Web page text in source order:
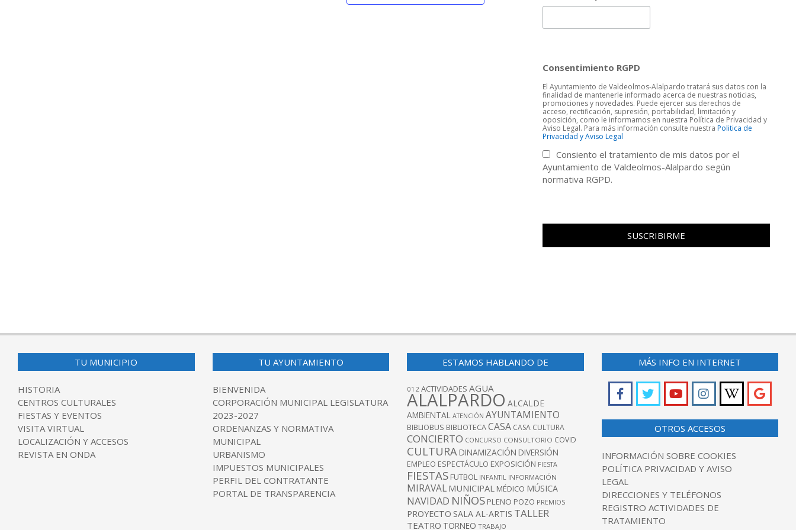
Consentimiento RGPD
El Ayuntamiento de Valdeolmos-Alalpardo tratará sus datos con la
finalidad de mantenerle informado acerca de nuestras noticias,
promociones y novedades. Puede ejercer sus derechos de
acceso, rectificación, supresión, portabilidad, limitación y
oposición, como le informamos en nuestra Política de Privacidad y
Aviso Legal. Para más información consulte nuestraPolitica de
Privacidad y Aviso Legal
Consiento el tratamiento de mis datos por el
Ayuntamiento de Valdeolmos-Alalpardo según
normativa RGPD.
TU MUNICIPIO
HISTORIA
CENTROS CULTURALES
FIESTAS Y EVENTOS
VISITA VIRTUAL
LOCALIZACIÓN Y ACCESOS
REVISTA EN ONDA
TU AYUNTAMIENTO
BIENVENIDA
CORPORACIÓN MUNICIPAL LEGISLATURA
2023-2027
ORDENANZAS Y NORMATIVA
MUNICIPAL
URBANISMO
IMPUESTOS MUNICIPALES
PERFIL DEL CONTRATANTE
PORTAL DE TRANSPARENCIA
ESTAMOS HABLANDO DE
012 ACTIVIDADES AGUA
ALALPARDO ALCALDE
AMBIENTAL ATENCIÓN AYUNTAMIENTO
BIBLIOBUS BIBLIOTECACASA CASA CULTURA
CONCIERTO CONCURSO CONSULTORIO COVID
CULTURA DINAMIZACIÓN DIVERSIÓN
EMPLEO ESPECTÁCULO EXPOSICIÓN FIESTA
FIESTAS FUTBOL INFANTIL INFORMACIÓN
MIRAVAL MUNICIPAL MÉDICO MÚSICA
NAVIDAD NIÑOS PLENO POZO PREMIOS
PROYECTO SALA AL-ARTIS TALLER
TEATRO TORNEO TRABAJO
MÁS INFO EN INTERNET
OTROS ACCESOS
INFORMACIÓN SOBRE COOKIES
POLÍTICA PRIVACIDAD Y AVISO
LEGAL
DIRECCIONES Y TELÉFONOS
REGISTRO ACTIVIDADES DE
TRATAMIENTO